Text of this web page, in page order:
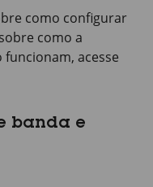
como configurar
como a
acesse
banda e